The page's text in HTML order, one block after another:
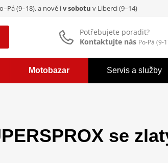
(9–18), a nově iv sobotu v Liberci (9–14)
Potřebujete poradit?
Kontaktujte nás Po-Pá (9-
Motobazar Servis a služby
se